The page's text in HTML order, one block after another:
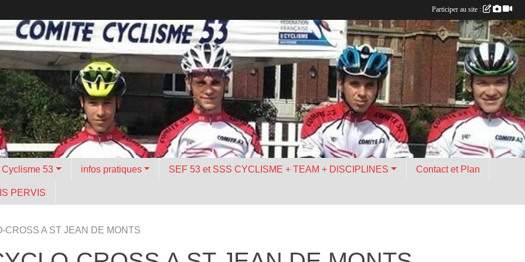
Cyclisme 53 infos pratiques SEF 53 et SSS CYCLISME + TEAM + DISCIPLINES Contact et Plan
PERVIS
CROSS A ST JEAN DE MONTS
Participer au site :